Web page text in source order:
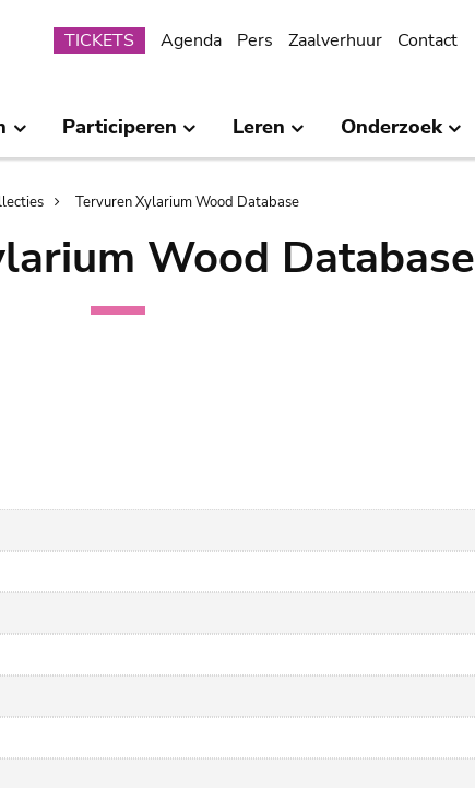
Submenu
TICKETS Agenda Pers Zaalverhuur Contact
Participeren Leren Onderzoek
Tervuren Xylarium Wood Database
Wood Database